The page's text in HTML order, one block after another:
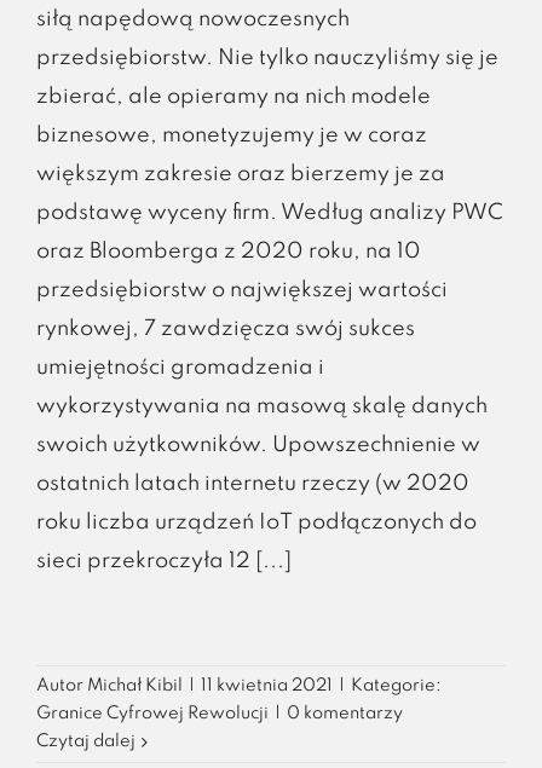
siłą napędową nowoczesnych
przedsiębiorstw. Nie tylko nauczyliśmy się je
zbierać, ale opieramy na nich modele
biznesowe, monetyzujemy je w coraz
większym zakresie oraz bierzemy je za
podstawę wyceny firm. Według analizy PWC
oraz Bloomberga z 2020 roku, na 10
przedsiębiorstw o największej wartości
rynkowej, 7 zawdzięcza swój sukces
umiejętności gromadzenia i
wykorzystywania na masową skalę danych
swoich użytkowników. Upowszechnienie w
ostatnich latach inter­netu rzeczy (w 2020
roku liczba urządzeń IoT podłączonych do
sieci przekroczyła 12 [...]
Autor Michał Kibil 11 kwietnia 2021
Kategorie:
Granice Cyfrowej Rewolucji
0 komentarzy
Czytaj dalej